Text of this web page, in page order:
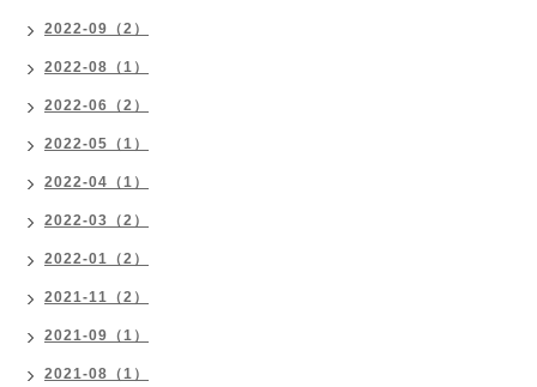
2022-09（2）
2022-08（1）
2022-06（2）
2022-05（1）
2022-04（1）
2022-03（2）
2022-01（2）
2021-11（2）
2021-09（1）
2021-08（1）